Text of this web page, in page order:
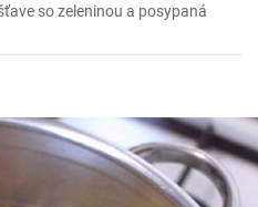
so zeleninou a posypaná